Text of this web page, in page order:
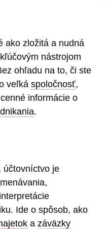
ako zložitá a nudná
nástrojom
ohľadu na to, či ste
veľká spoločnosť,
informácie o
.
účtovníctvo je
Ide o spôsob, ako
a záväzky